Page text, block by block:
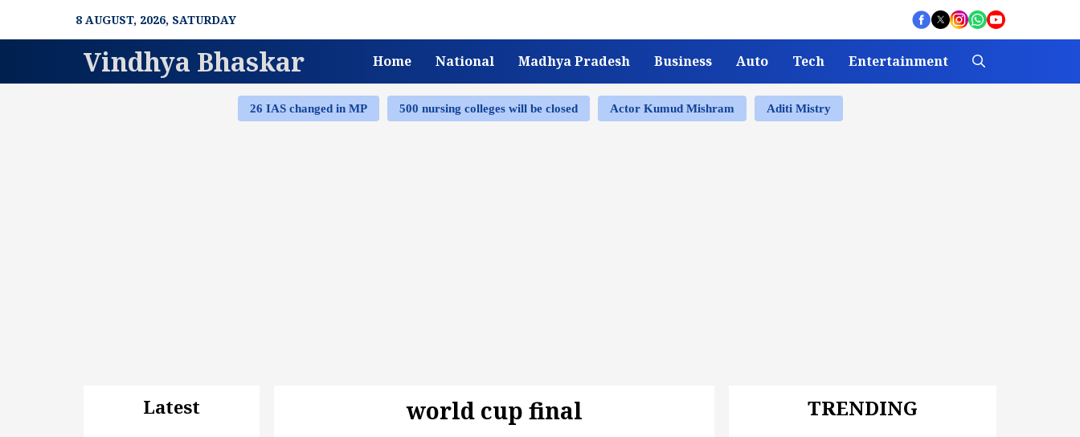
8 AUGUST, 2026, SATURDAY
Vindhya Bhaskar Home National Madhya Pradesh Business Auto Tech Entertainment
26 IAS changed in MP 500 nursing colleges will be closed Actor Kumud Mishram Aditi Mistry
world cup final
Latest TRENDING